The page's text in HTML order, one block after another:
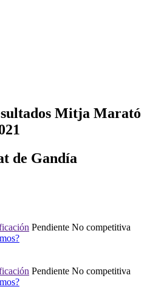
Mitja Marató
de Gandía
Pendiente No competitiva
Pendiente No competitiva